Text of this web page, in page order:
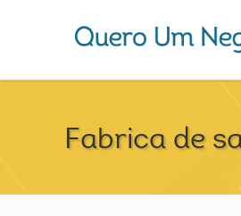
Fabrica de